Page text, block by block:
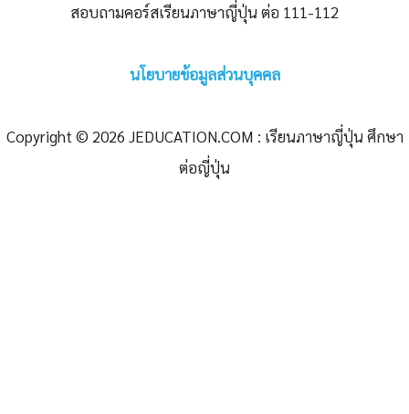
สอบถามคอร์สเรียนภาษาญี่ปุ่น ต่อ 111-112
นโยบายข้อมูลส่วนบุคคล
Copyright © 2026 JEDUCATION.COM : เรียนภาษาญี่ปุ่น ศึกษา
ต่อญี่ปุ่น